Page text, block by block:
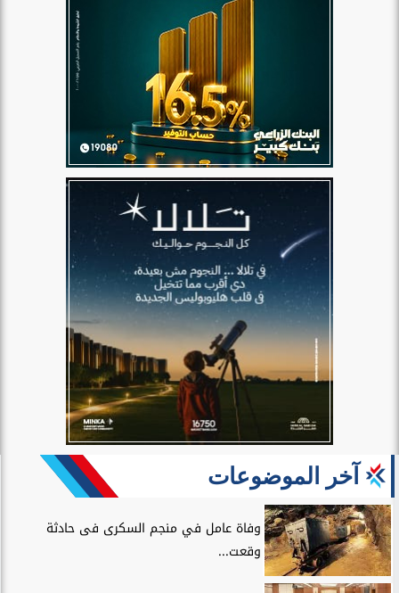
آخر الموضوعات
وفاة عامل في منجم السكرى فى حادثة
وقعت...